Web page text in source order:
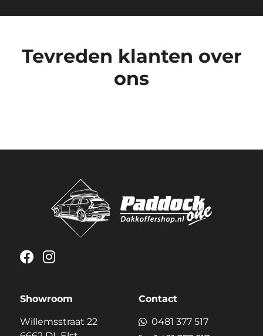
Tevreden klanten over
ons
Showroom
Willemsstraat 22
Contact
0481 377 517